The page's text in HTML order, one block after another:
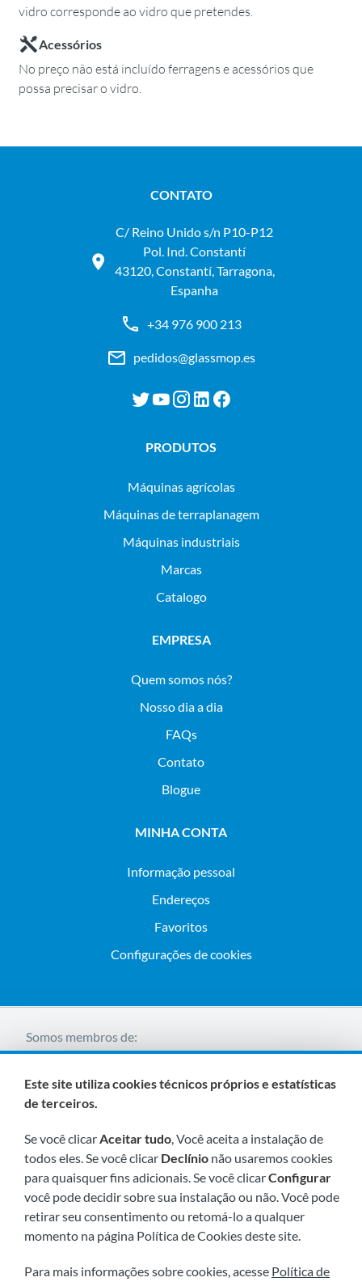
vidro corresponde ao vidro que pretendes.
Acessórios
No preço não está incluído ferragens e acessórios que
possa precisar o vidro.
CONTATO
C/ Reino Unido s/n P10-P12
Pol. Ind. Constantí
43120, Constantí, Tarragona,
Espanha
+34 976 900 213
pedidos@glassmop.es
PRODUTOS
máquinas agrícolas
máquinas de terraplanagem
máquinas industriais
Marcas
Catalogo
EMPRESA
Quem somos nós?
Nosso dia a dia
FAQs
Contato
Blogue
MINHA CONTA
Informação pessoal
Endereços
Favoritos
Configurações de cookies
Somos membros de:
Visite-nos em breve em:
Este site utiliza cookies técnicos próprios e estatísticas
de terceiros.
Se você clicarAceitar tudo, Você aceita a instalação de
todos eles. Se você clicar Declínio não usaremos cookies
para quaisquer fins adicionais. Se você clicarConfigurar
você pode decidir sobre sua instalação ou não. Você pode
retirar seu consentimento ou retomá-lo a qualquer
momento na página Política de Cookies deste site.
Para mais informações sobre cookies, acesse Política de